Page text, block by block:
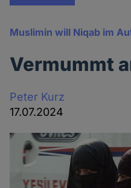
Muslimin will Niqab im
Vermummt
Peter Kurz
17.07.2024